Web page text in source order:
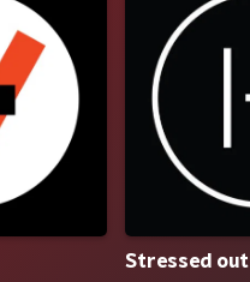
Stressed out